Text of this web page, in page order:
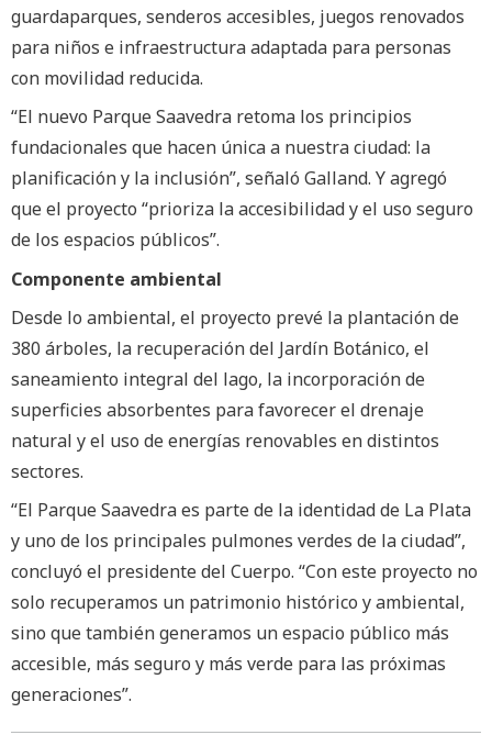
guardaparques, senderos accesibles, juegos renovados
para niños e infraestructura adaptada para personas
con movilidad reducida.
“El nuevo Parque Saavedra retoma los principios
fundacionales que hacen única a nuestra ciudad: la
planificación y la inclusión”, señaló Galland. Y agregó
que el proyecto “prioriza la accesibilidad y el uso seguro
de los espacios públicos”.
Componente ambiental
Desde lo ambiental, el proyecto prevé la plantación de
380 árboles, la recuperación del Jardín Botánico, el
saneamiento integral del lago, la incorporación de
superficies absorbentes para favorecer el drenaje
natural y el uso de energías renovables en distintos
sectores.
“El Parque Saavedra es parte de la identidad de La Plata
y uno de los principales pulmones verdes de la ciudad”,
concluyó el presidente del Cuerpo. “Con este proyecto no
solo recuperamos un patrimonio histórico y ambiental,
sino que también generamos un espacio público más
accesible, más seguro y más verde para las próximas
generaciones”.